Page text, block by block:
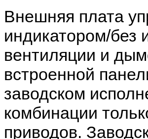
Внешняя плата
индикатором/без
вентиляции и
встроенной
заводском
комбинации
приводов.